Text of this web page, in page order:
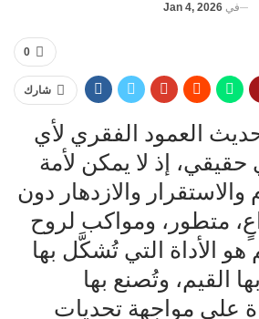
في Jan 4, 2026
0
شارك
العمود الفقري لأي
إذ لا يمكن لأمة
والاستقرار والازدهار دون
متطور، ومواكب لروح
هو الأداة التي تُشكَّل بها
القيم، وتُصنع بها
على مواجهة تحديات